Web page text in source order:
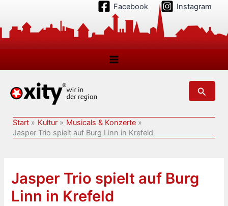
springen
Facebook Instagram
Suchen
Start Kultur
Musicals & Konzerte
Jasper Trio spielt auf Burg Linn in Krefeld
Jasper Trio spielt auf Burg
Linn in Krefeld